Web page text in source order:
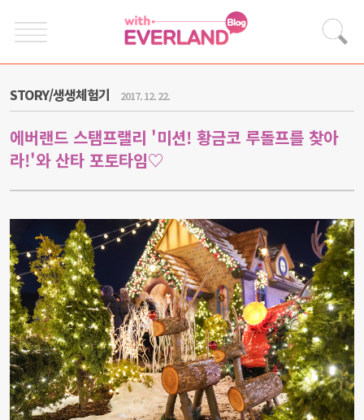
STORY/생생체험기 2017. 12. 22.
에버랜드 스탬프랠리 '미션! 황금코 루돌프를 찾아
라!'와 산타 포토타임♡